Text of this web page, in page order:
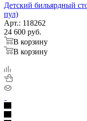
Детский бильярдный
пул)
Арт.: 118262
24 600 руб.
В корзину
В корзину